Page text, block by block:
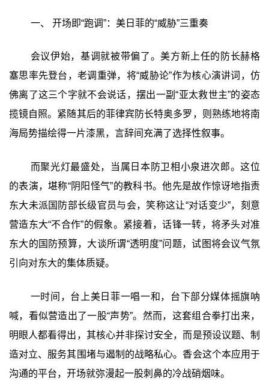
一、 开场即“跑调”：美日菲的“威胁”三重奏
会议伊始，基调就被带偏了。美方新上任的防长赫格
塞思率先登台，老调重弹，将“威胁论”作为核心演讲词，仿
佛离了这三个字就不会说话，摆出一副“亚太救世主”的姿态
揽镜自照。紧随其后的菲律宾防长特奥多罗，则熟练地将南
海局势描绘得一片漆黑，言辞间充满了选择性叙事。
而聚光灯最盛处，当属日本防卫相小泉进次郎。这位
的表演，堪称“阴阳怪气”的教科书。他先是故作惊讶地指责
东大未派国防部长级官员与会，笑称这让“对话变少”，刻意
营造东大“不合作”的假象。紧接着，话锋一转，将矛头对准
东大的国防预算，大谈所谓“透明度”问题，试图将会议气氛
引向对东大的集体质疑。
一时间，台上美日菲一唱一和，台下部分媒体摇旗呐
喊，看似营造出了一股“声势”。然而，这套组合拳打出来，
明眼人都看得出，其核心并非探讨安全，而是预设议题、制
造对立、服务其围堵与遏制的战略私心。香会这个本应用于
沟通的平台，开场就弥漫起一股刺鼻的冷战硝烟味。